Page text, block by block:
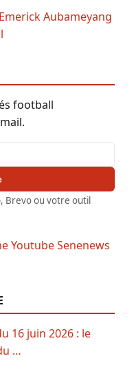
Aubameyang
football
Brevo ou votre outil
16 juin 2026 : le
…